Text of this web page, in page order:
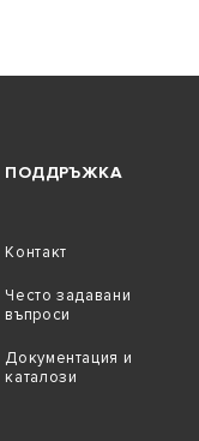
ПОДДРЪЖКА
Контакт
Често задавани
въпроси
Документация и
каталози